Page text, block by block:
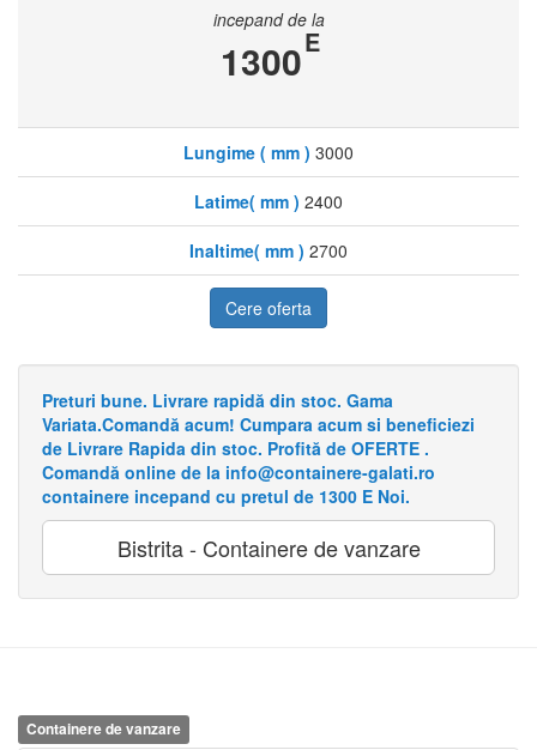
incepand de la
1300E
Lungime ( mm ) 3000
Latime( mm ) 2400
Inaltime( mm ) 2700
Cere oferta
Preturi bune. Livrare rapidă din stoc. Gama
Variata.Comandă acum! Cumpara acum si beneficiezi
de Livrare Rapida din stoc. Profită de OFERTE .
Comandă online de la info@containere-galati.ro
containere incepand cu pretul de 1300 E Noi.
Bistrita - Containere de vanzare
Containere de vanzare